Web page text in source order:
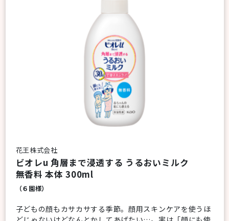
花王株式会社
ビオレu 角層まで浸透する うるおいミルク
無香料 本体 300ml
（６園様）
子どもの顔もカサカサする季節。顔用スキンケアを使うほ